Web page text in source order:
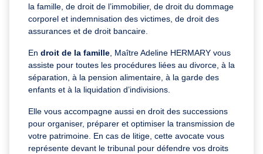
la famille, de droit de l’immobilier, de droit du dommage
corporel et indemnisation des victimes, de droit des
assurances et de droit bancaire.
En droit de la famille, Maître Adeline HERMARY vous
assiste pour toutes les procédures liées au divorce, à la
séparation, à la pension alimentaire, à la garde des
enfants et à la liquidation d’indivisions.
Elle vous accompagne aussi en droit des successions
pour organiser, préparer et optimiser la transmission de
votre patrimoine. En cas de litige, cette avocate vous
représente devant le tribunal pour défendre vos droits